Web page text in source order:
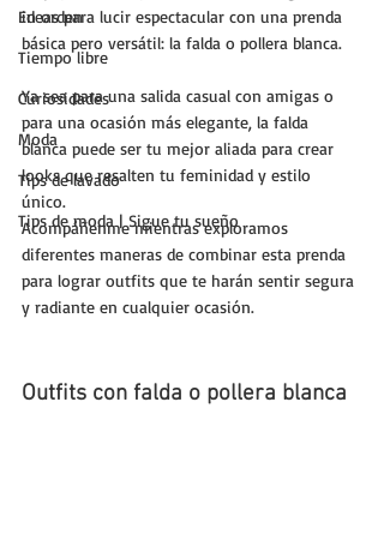
En orden
Tiempo libre
Curiosidades
Moda
Tips de lavado
Tips de moda | Sigue tu sueño
ideas para lucir espectacular con una prenda
básica pero versátil: la falda o pollera blanca.
Ya sea para una salida casual con amigas o
para una ocasión más elegante, la falda
blanca puede ser tu mejor aliada para crear
looks que resalten tu feminidad y estilo
único.
Acompáñenme mientras exploramos
diferentes maneras de combinar esta prenda
para lograr outfits que te harán sentir segura
y radiante en cualquier ocasión.
Outfits con falda o pollera blanca